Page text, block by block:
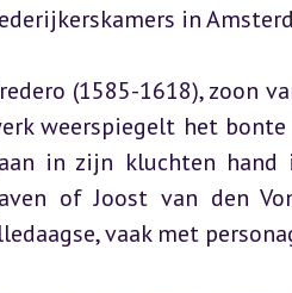
in
(1585-1618), zoon
weerspiegelt het
in zijn kluchten hand
of Joost van den
vaak met